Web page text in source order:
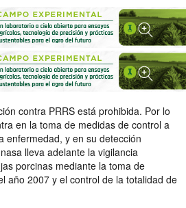
contra PRRS está prohibida. Por lo
en la toma de medidas de control a
enfermedad, y en su detección
lleva adelante la vigilancia
porcinas mediante la toma de
año 2007 y el control de la totalidad de